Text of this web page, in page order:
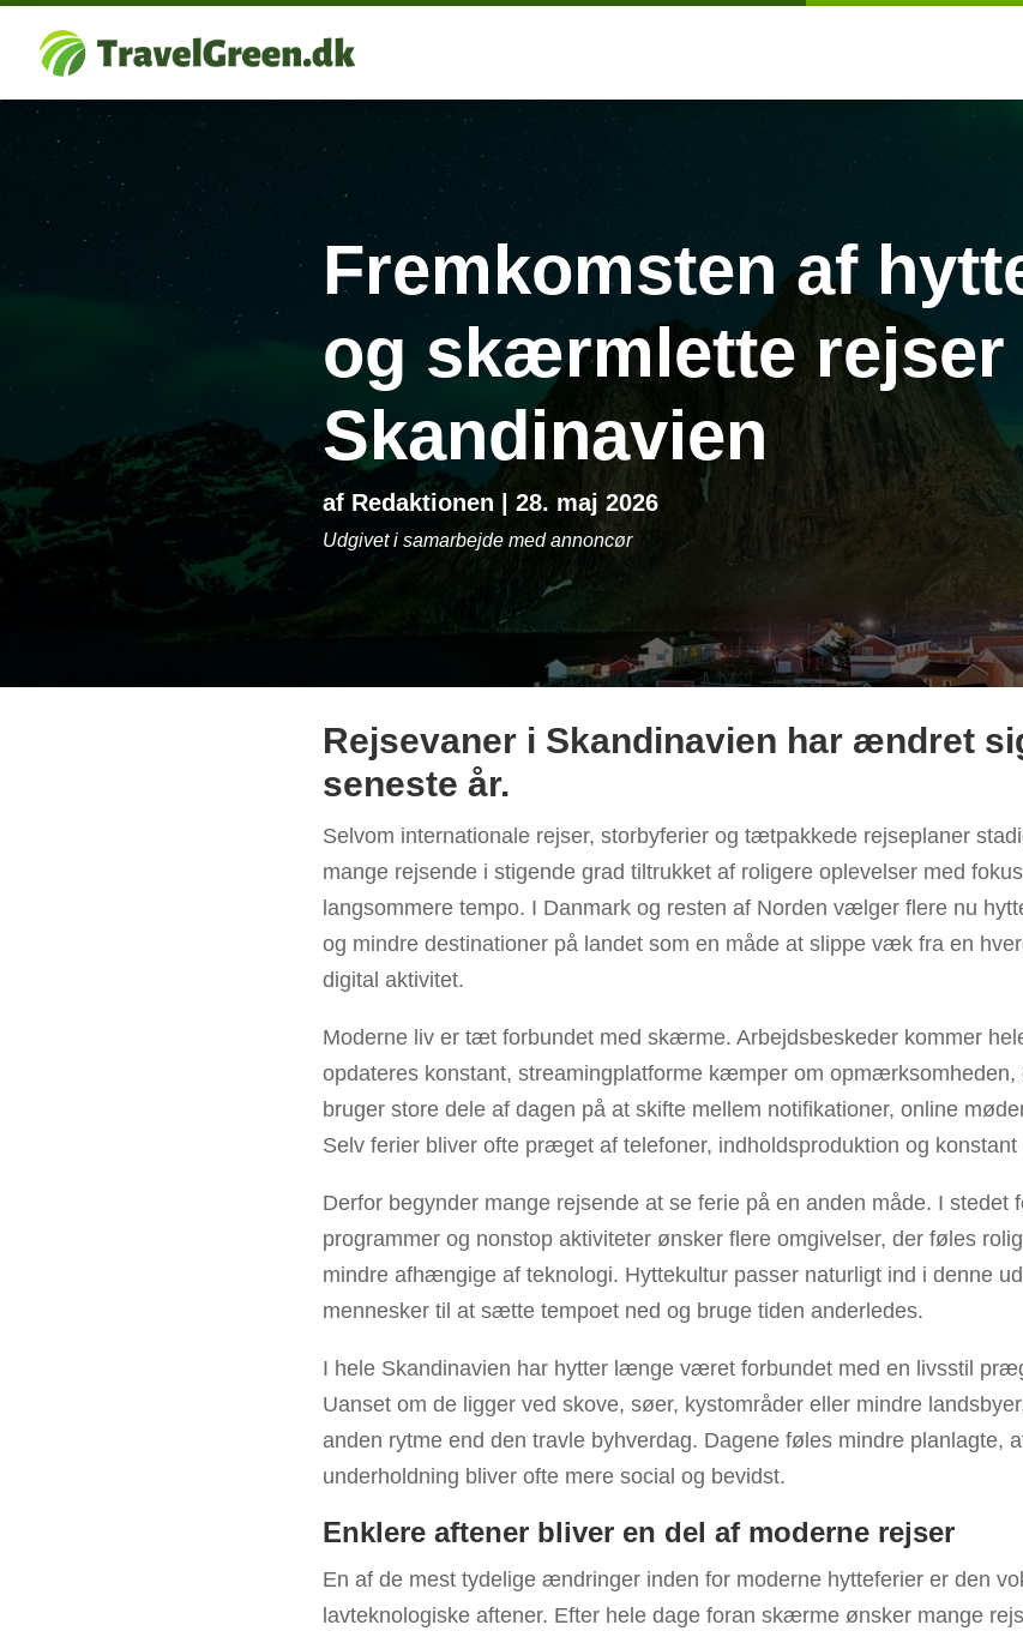
Fremkomsten af
og skærmlette rejser
Skandinavien
af Redaktionen 28. maj 2026
Udgivet i samarbejde med annoncør
Rejsevaner i Skandinavien har ændret
seneste år.
Selvom internationale rejser, storbyferier og tætpakkede rejseplaner
mange rejsende i stigende grad tiltrukket af roligere oplevelser med
langsommere tempo. I Danmark og resten af Norden vælger flere nu
og mindre destinationer på landet som en måde at slippe væk fra en
digital aktivitet.
Moderne liv er tæt forbundet med skærme. Arbejdsbeskeder kommer
opdateres konstant, streamingplatforme kæmper om opmærksomheden,
bruger store dele af dagen på at skifte mellem notifikationer, online
Selv ferier bliver ofte præget af telefoner, indholdsproduktion og
Derfor begynder mange rejsende at se ferie på en anden måde. I stedet
programmer og nonstop aktiviteter ønsker flere omgivelser, der føles
mindre afhængige af teknologi. Hyttekultur passer naturligt ind i denne
mennesker til at sætte tempoet ned og bruge tiden anderledes.
I hele Skandinavien har hytter længe været forbundet med en livsstil
Uanset om de ligger ved skove, søer, kystområder eller mindre
anden rytme end den travle byhverdag. Dagene føles mindre planlagte,
underholdning bliver ofte mere social og bevidst.
Enklere aftener bliver en del af moderne rejser
En af de mest tydelige ændringer inden for moderne hytteferier er den
lavteknologiske aftener. Efter hele dage foran skærme ønsker mange